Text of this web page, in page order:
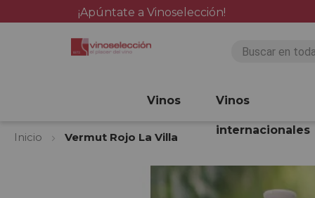
¡Apúntate a Vinoselección!
Vinos Vinos
internacionales
Inicio
Vermut Rojo La Villa